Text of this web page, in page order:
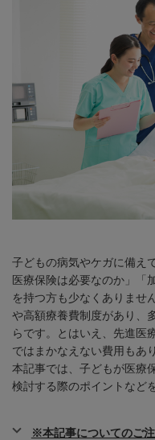
子どもの病気やケガに備え
医療保険は必要なのか」「
を持つ方も少なくありませ
や高額療養費制度があり、
らです。とはいえ、先進医
ではまかなえない費用もあ
本記事では、子どもが医療
検討する際のポイントなど
※本記事についてのご